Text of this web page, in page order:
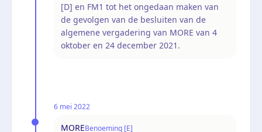
[D] en FM1 tot het ongedaan maken van
de gevolgen van de besluiten van de
algemene vergadering van MORE van 4
oktober en 24 december 2021.
6 mei 2022
MOREBenoeming [E]